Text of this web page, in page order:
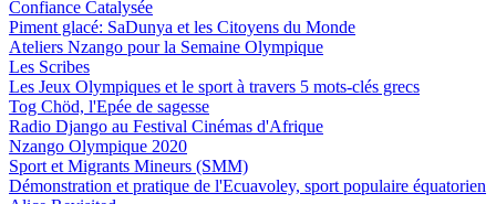
Confiance Catalysée
Piment glacé: SaDunya et les Citoyens du Monde
Ateliers Nzango pour la Semaine Olympique
Les Scribes
Les Jeux Olympiques et le sport à travers 5 mots-clés grecs
Tog Chöd, l'Epée de sagesse
Radio Django au Festival Cinémas d'Afrique
Nzango Olympique 2020
Sport et Migrants Mineurs (SMM)
Démonstration et pratique de l'Ecuavoley, sport populaire équatorien